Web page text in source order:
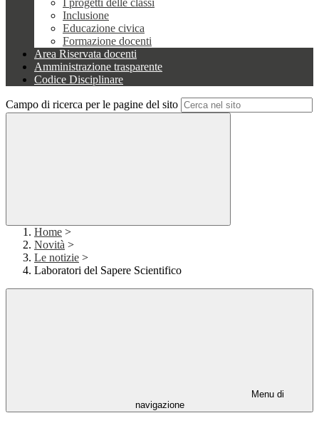
I progetti delle classi
Inclusione
Educazione civica
Formazione docenti
Area Riservata docenti
Amministrazione trasparente
Codice Disciplinare
Campo di ricerca per le pagine del sito
Home >
Novità >
Le notizie >
Laboratori del Sapere Scientifico
Menu di
navigazione